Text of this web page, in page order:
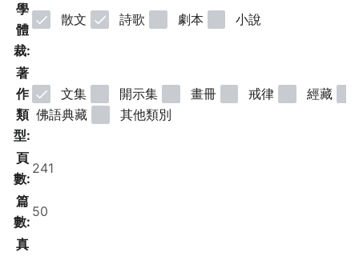
學
體
裁:
散文 詩歌 劇本 小說
著
作
類
型:
文集 開示集 畫冊 戒律
經藏
佛語典藏
其他類別
頁
數:
篇
數:
真